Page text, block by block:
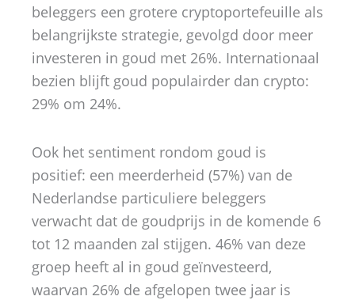
beleggers een grotere cryptoportefeuille als
belangrijkste strategie, gevolgd door meer
investeren in goud met 26%. Internationaal
bezien blijft goud populairder dan crypto:
29% om 24%.
Ook het sentiment rondom goud is
positief: een meerderheid (57%) van de
Nederlandse particuliere beleggers
verwacht dat de goudprijs in de komende 6
tot 12 maanden zal stijgen. 46% van deze
groep heeft al in goud geïnvesteerd,
waarvan 26% de afgelopen twee jaar is